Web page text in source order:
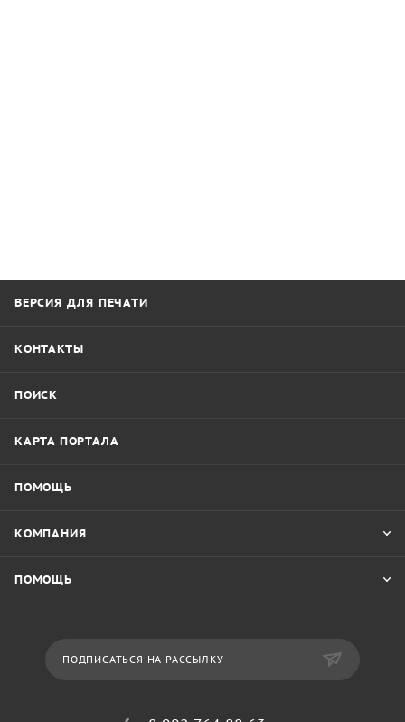
ВЕРСИЯ ДЛЯ ПЕЧАТИ
КОНТАКТЫ
ПОИСК
КАРТА ПОРТАЛА
ПОМОЩЬ
КОМПАНИЯ
ПОМОЩЬ
ПОДПИСАТЬСЯ НА РАССЫЛКУ